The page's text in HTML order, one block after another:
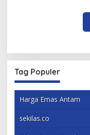
Tag Populer
Harga Emas Antam
sekilas.co